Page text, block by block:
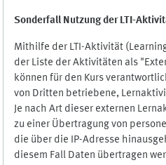
Sonderfall Nutzung der LTI-
Mithilfe der LTI-Aktivität
der Liste der Aktivitäten als
können für den Kurs
von Dritten betriebene,
Je nach Art dieser externen
zu einer Übertragung von
die über die IP-Adresse
diesem Fall Daten übertragen